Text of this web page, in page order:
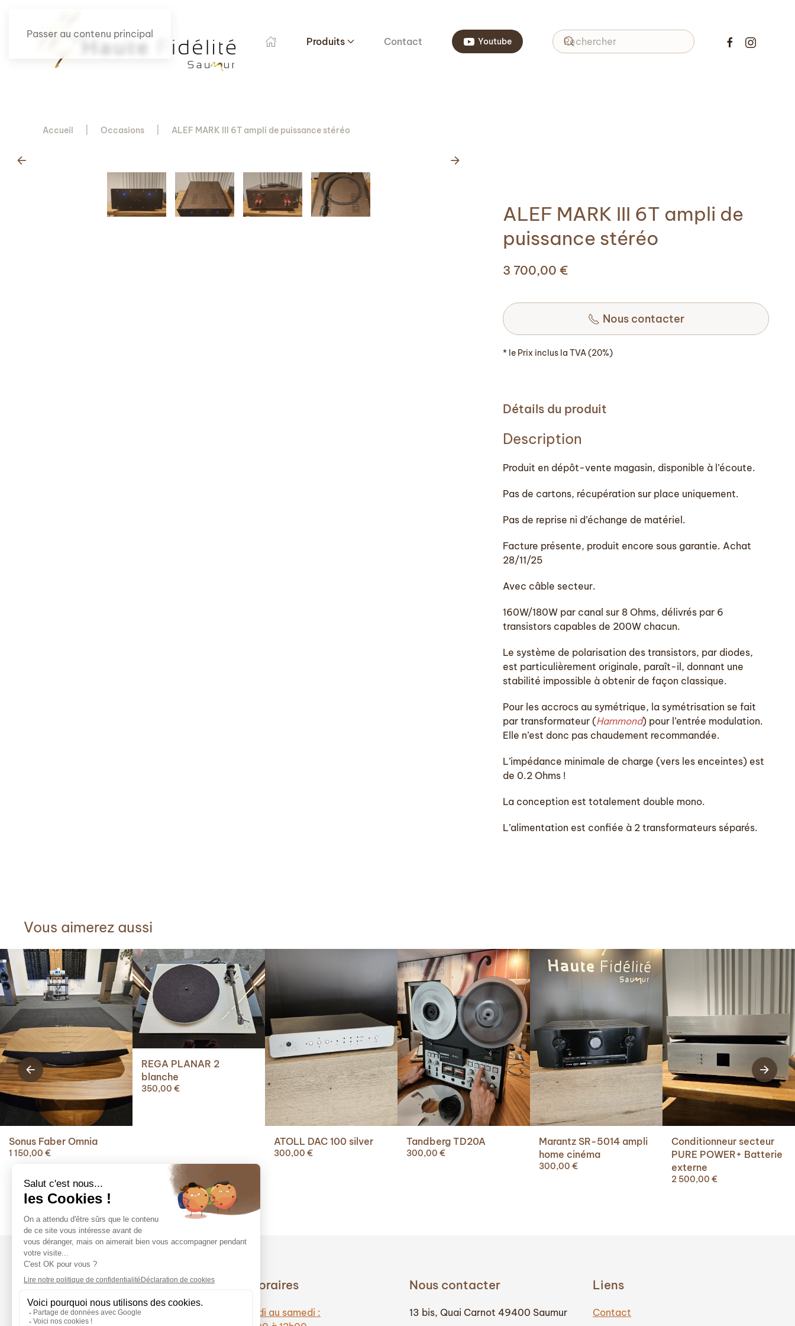
Passer au contenu principal
Produits Contact Youtube
Accueil Occasions ALEF MARK III 6T ampli de puissance stéréo
ALEF MARK III 6T ampli de
puissance stéréo
3 700,00€
Nous contacter
* le Prix inclus la TVA (20%)
Détails du produit
Description
Produit en dépôt-vente magasin, disponible à l’écoute.
Pas de cartons, récupération sur place uniquement.
Pas de reprise ni d’échange de matériel.
Facture présente, produit encore sous garantie. Achat
28/11/25
Avec câble secteur.
160W/180W par canal sur 8 Ohms, délivrés par 6
transistors capables de 200W chacun.
Le système de polarisation des transistors, par diodes,
est particulièrement originale, paraît-il, donnant une
stabilité impossible à obtenir de façon classique.
Pour les accrocs au symétrique, la symétrisation se fait
par transformateur (Hammond) pour l’entrée modulation.
Elle n’est donc pas chaudement recommandée.
L’impédance minimale de charge (vers les enceintes) est
de 0.2 Ohms !
La conception est totalement double mono.
L’alimentation est confiée à 2 transformateurs séparés.
Vous aimerez aussi
Sonus Faber Omnia
1 150,00 €
REGA PLANAR 2
blanche
350,00 €
ATOLL DAC 100 silver
300,00 €
Tandberg TD20A
300,00 €
Marantz SR-5014 ampli
home cinéma
300,00 €
Conditionneur secteur
PURE POWER+ Batterie
externe
2 500,00 €
Nos horaires
Du mardi au samedi :
Nous contacter
13 bis, Quai Carnot 49400 Saumur
Liens
Contact